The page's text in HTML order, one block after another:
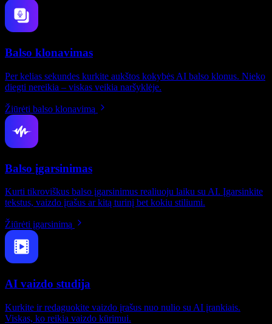
Balso klonavimas
Per kelias sekundes kurkite aukštos kokybės AI balso klonus. Nieko
diegti nereikia – viskas veikia naršyklėje.
Žiūrėti balso klonavimą
Balso įgarsinimas
Kurti tikroviškus balso įgarsinimus realiuoju laiku su AI. Įgarsinkite
tekstus, vaizdo įrašus ar kitą turinį bet kokiu stiliumi.
Žiūrėti įgarsinimą
AI vaizdo studija
Kurkite ir redaguokite vaizdo įrašus nuo nulio su AI įrankiais.
Viskas, ko reikia vaizdo kūrimui.